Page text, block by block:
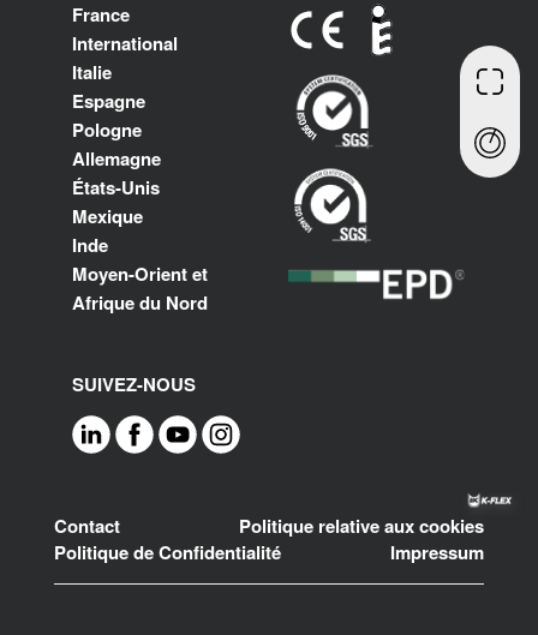
France
International
Italie
Espagne
Pologne
Allemagne
États-Unis
Mexique
Inde
Moyen-Orient et
Afrique du Nord
SUIVEZ-NOUS
Footer
Contact
Politique relative aux cookies
Politique de Confidentialité
Impressum